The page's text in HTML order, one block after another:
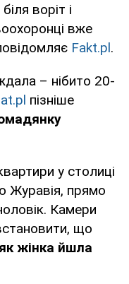
воріт і
вже
Fakt.pl.
– нібито 20-
пізніше
у столиці
Журавія, прямо
Камери
що
жінка йшла